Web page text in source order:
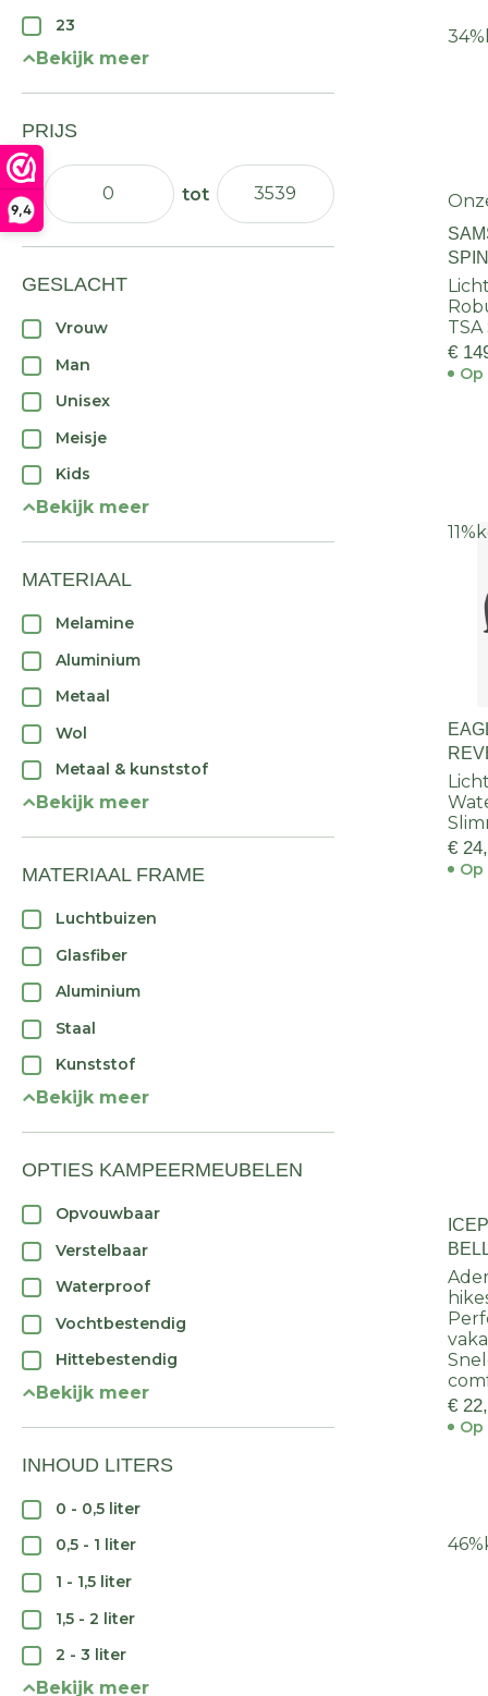
9,4
23
Bekijk meer
PRIJS
GESLACHT
Vrouw
Man
Unisex
Meisje
Kids
Bekijk meer
MATERIAAL
Melamine
Aluminium
Metaal
Wol
Metaal & kunststof
Bekijk meer
MATERIAAL FRAME
Luchtbuizen
Glasfiber
Aluminium
Staal
Kunststof
Bekijk meer
OPTIES KAMPEERMEUBELEN
Opvouwbaar
Verstelbaar
Waterproof
Vochtbestendig
Hittebestendig
Bekijk meer
INHOUD LITERS
0 - 0,5 liter
0,5 - 1 liter
1 - 1,5 liter
1,5 - 2 liter
2 - 3 liter
Bekijk meer
34%
€
Op
11%
€
Op
€
Op
46%